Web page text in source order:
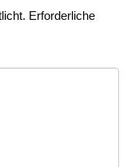
Erforderliche